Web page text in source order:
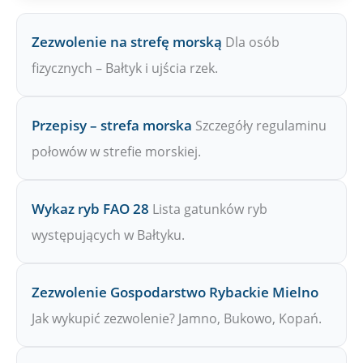
Zezwolenie na strefę morską Dla osób
fizycznych – Bałtyk i ujścia rzek.
Przepisy – strefa morska Szczegóły regulaminu
połowów w strefie morskiej.
Wykaz ryb FAO 28 Lista gatunków ryb
występujących w Bałtyku.
Zezwolenie Gospodarstwo Rybackie Mielno
Jak wykupić zezwolenie? Jamno, Bukowo, Kopań.